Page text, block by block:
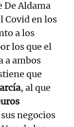
De Aldama
Covid en los
a los
los que el
a ambos
que
, al que
negocios